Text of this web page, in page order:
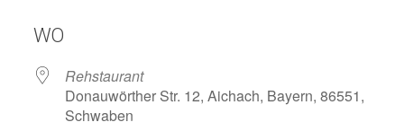
WO
Rehstaurant
Donauwörther Str. 12, Aichach, Bayern, 86551,
Schwaben